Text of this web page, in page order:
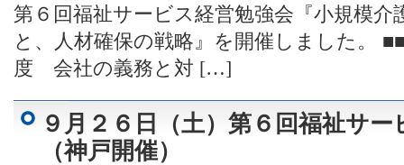
第６回福祉サービス経営勉強会『小規模
と、人材確保の戦略』を開催しました。
度 会社の義務と対 […]
９月２６日（土）第６回福祉サ
（神戸開催）